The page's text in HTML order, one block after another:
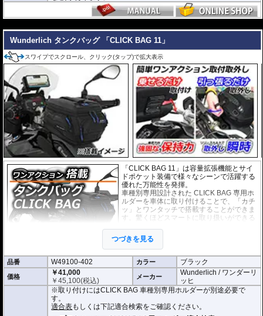
Wunderlich タンクバッグ 「CLICK BAG 11」
スワイプでスクロール、クリック(タップ)で拡大表示
「CLICK BAG 11」は容量拡張機能とサイ
ドポケット装備で様々なシーンで活躍する
優れた万能性を発揮。
車種別専用設計された CLICK BAG 専用ホ
ルダーを車体に取り付けることで、「カチ
ッ」とワンタッチで搭載することができま
す。驚くほどスマートに取り扱いができる
現。
撥水加工が施された耐久性が非常に高い生
地を採用。
形状保持設計で、中身が空の状態でも型崩れせず、高速走行におけるバタつ
きを防ぎます。
防水インナー、防水ジッパーを装備しており、高い防水性能を有しておりま
す。(完全防水を保証するものではありません)
ジッパーにはタグが付けられており、グローブを付けたままでも簡単に開け
閉めできます。
つづきを見る
品番 W49100-402 カラー ブラック
価格
￥41,000
￥45,100(税込) メーカー
Wunderlich / ワンダーリ
ッヒ
※取り付けにはCLICK BAG 車種別専用ホルダーが別途必要で
す。
適合表もしくは下記適合検索をご確認ください。